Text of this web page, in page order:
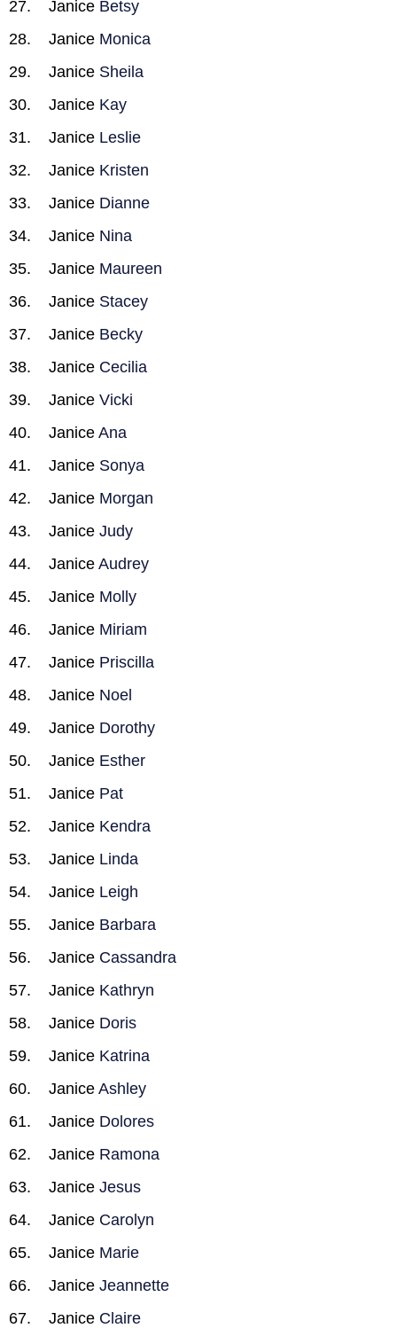
Janice Betsy
Janice Monica
Janice Sheila
Janice Kay
Janice Leslie
Janice Kristen
Janice Dianne
Janice Nina
Janice Maureen
Janice Stacey
Janice Becky
Janice Cecilia
Janice Vicki
Janice Ana
Janice Sonya
Janice Morgan
Janice Judy
Janice Audrey
Janice Molly
Janice Miriam
Janice Priscilla
Janice Noel
Janice Dorothy
Janice Esther
Janice Pat
Janice Kendra
Janice Linda
Janice Leigh
Janice Barbara
Janice Cassandra
Janice Kathryn
Janice Doris
Janice Katrina
Janice Ashley
Janice Dolores
Janice Ramona
Janice Jesus
Janice Carolyn
Janice Marie
Janice Jeannette
Janice Claire